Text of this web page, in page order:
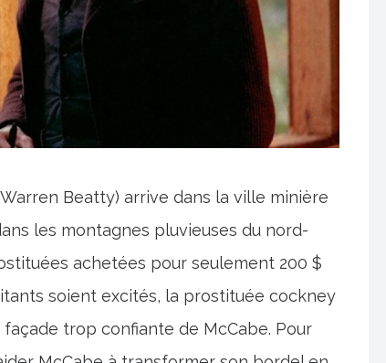
Beatty) arrive dans la ville minière
les montagnes pluvieuses du nord-
achetées pour seulement 200 $
soient excités, la prostituée cockney
trop confiante de McCabe. Pour